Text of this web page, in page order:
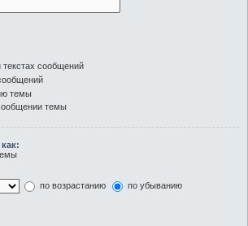
текстах сообщений
темы
темы
по возрастанию
по убыванию